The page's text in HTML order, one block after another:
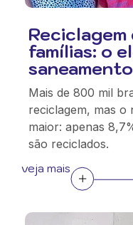
famílias: o
saneamento
Mais de 800 mil
reciclagem, mas o
maior: apenas
são reciclados.
veja mais